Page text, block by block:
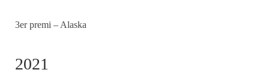
3er premi – Alaska
2021